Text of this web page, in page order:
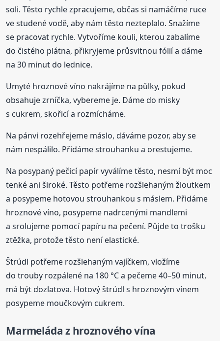
soli. Těsto rychle zpracujeme, občas si namáčíme ruce
ve studené vodě, aby nám těsto nezteplalo. Snažíme
se pracovat rychle. Vytvoříme kouli, kterou zabalíme
do čistého plátna, přikryjeme průsvitnou fólií a dáme
na 30 minut do lednice.
Umyté hroznové víno nakrájíme na půlky, pokud
obsahuje zrníčka, vybereme je. Dáme do misky
s cukrem, skořicí a rozmícháme.
Na pánvi rozehřejeme máslo, dáváme pozor, aby se
nám nespálilo. Přidáme strouhanku a orestujeme.
Na posypaný pečicí papír vyválíme těsto, nesmí být moc
tenké ani široké. Těsto potřeme rozšlehaným žloutkem
a posypeme hotovou strouhankou s máslem. Přidáme
hroznové víno, posypeme nadrcenými mandlemi
a srolujeme pomocí papíru na pečení. Půjde to trošku
ztěžka, protože těsto není elastické.
Štrúdl potřeme rozšlehaným vajíčkem, vložíme
do trouby rozpálené na 180 °C a pečeme 40–50 minut,
má být dozlatova. Hotový štrúdl s hroznovým vínem
posypeme moučkovým cukrem.
Marmeláda z hroznového vína